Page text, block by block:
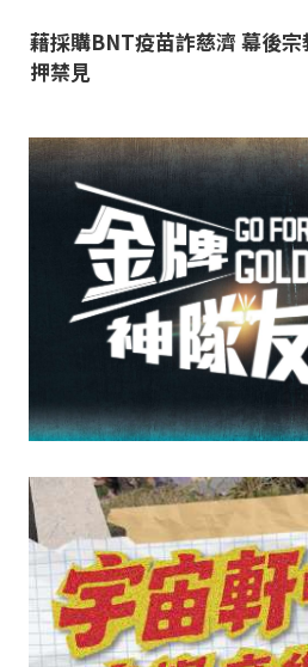
藉採購BNT疫苗詐慈濟 幕後
押禁見